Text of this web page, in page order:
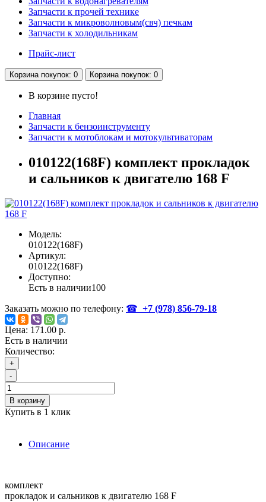
Запчасти к прочей технике
Запчасти к микроволновым(свч) печкам
Запчасти к холодильникам
Прайс-лист
Корзина покупок: 0 Корзина покупок: 0
В корзине пусто!
Главная
Запчасти к бензоинструменту
Запчасти к мотоблокам и мотокультиваторам
010122(168F) комплект прокладок
и сальников к двигателю 168 F
Модель:
010122(168F)
Артикул:
010122(168F)
Доступно:
Есть в наличии100
Заказать можно по телефону: ☎ +7 (978) 856-79-18
Цена: 171.00 р.
Есть в наличии
Количество:
+
-
В корзину
Купить в 1 клик
Описание
комплект
прокладок и сальников к двигателю 168 F